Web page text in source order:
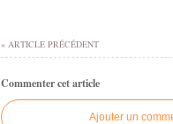
« ARTICLE PRÉCÉDENT
Commenter cet article
Ajouter un